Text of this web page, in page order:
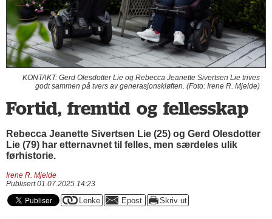
KONTAKT: Gerd Olesdotter Lie og Rebecca Jeanette Sivertsen Lie trives
godt sammen på tvers av generasjonskløften. (Foto: Irene R. Mjelde)
Fortid, fremtid og fellesskap
Rebecca Jeanette Sivertsen Lie (25) og Gerd Olesdotter
Lie (79) har etternavnet til felles, men særdeles ulik
førhistorie.
Irene R. Mjelde
Publisert 01.07.2025 14:23